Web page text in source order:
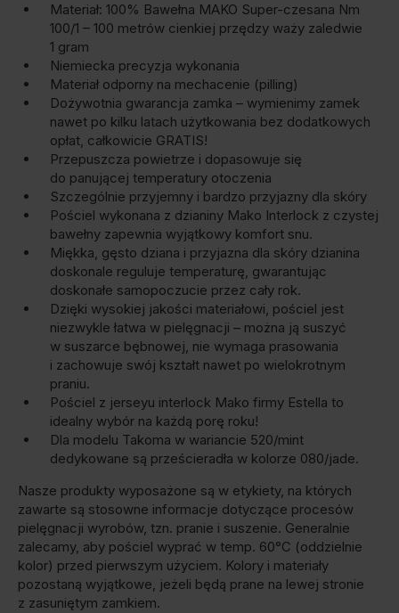
Materiał: 100% Bawełna MAKO Super-czesana Nm
100/1 – 100 metrów cienkiej przędzy waży zaledwie
1 gram
Niemiecka precyzja wykonania
Materiał odporny na mechacenie (pilling)
Dożywotnia gwarancja zamka – wymienimy zamek
nawet po kilku latach użytkowania bez dodatkowych
opłat, całkowicie GRATIS!
Przepuszcza powietrze i dopasowuje się
do panującej temperatury otoczenia
Szczególnie przyjemny i bardzo przyjazny dla skóry
Pościel wykonana z dzianiny Mako Interlock z czystej
bawełny zapewnia wyjątkowy komfort snu.
Miękka, gęsto dziana i przyjazna dla skóry dzianina
doskonale reguluje temperaturę, gwarantując
doskonałe samopoczucie przez cały rok.
Dzięki wysokiej jakości materiałowi, pościel jest
niezwykle łatwa w pielęgnacji – można ją suszyć
w suszarce bębnowej, nie wymaga prasowania
i zachowuje swój kształt nawet po wielokrotnym
praniu.
Pościel z jerseyu interlock Mako firmy Estella to
idealny wybór na każdą porę roku!
Dla modelu Takoma w wariancie 520/mint
dedykowane są prześcieradła w kolorze 080/jade.
Nasze produkty wyposażone są w etykiety, na których
zawarte są stosowne informacje dotyczące procesów
pielęgnacji wyrobów, tzn. pranie i suszenie. Generalnie
zalecamy, aby pościel wyprać w temp. 60°C (oddzielnie
kolor) przed pierwszym użyciem. Kolory i materiały
pozostaną wyjątkowe, jeżeli będą prane na lewej stronie
z zasuniętym zamkiem.